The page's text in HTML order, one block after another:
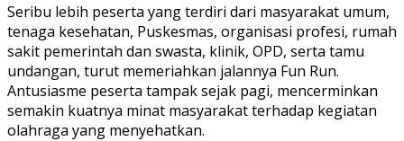
Seribu lebih peserta yang terdiri dari masyarakat umum,
tenaga kesehatan, Puskesmas, organisasi profesi, rumah
sakit pemerintah dan swasta, klinik, OPD, serta tamu
undangan, turut memeriahkan jalannya Fun Run.
Antusiasme peserta tampak sejak pagi, mencerminkan
semakin kuatnya minat masyarakat terhadap kegiatan
olahraga yang menyehatkan.